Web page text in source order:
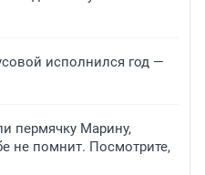
исполнился год —
пермячку Марину,
не помнит. Посмотрите,